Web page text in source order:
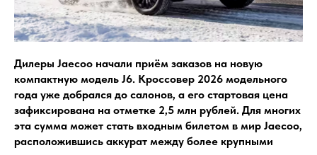
Дилеры Jaecoo начали приём заказов на новую
компактную модель J6. Кроссовер 2026 модельного
года уже добрался до салонов, а его стартовая цена
зафиксирована на отметке 2,5 млн рублей. Для многих
эта сумма может стать входным билетом в мир Jaecoo,
расположившись аккурат между более крупными